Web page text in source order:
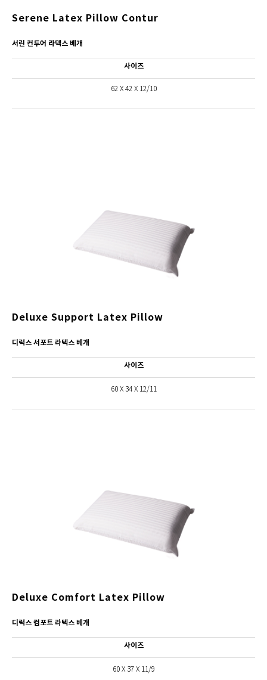
Serene Latex Pillow Contur
서린 컨투어 라텍스 베개
사이즈
62 X 42 X 12/10
Deluxe Support Latex Pillow
디럭스 서포트 라텍스 베개
사이즈
60 X 34 X 12/11
Deluxe Comfort Latex Pillow
디럭스 컴포트 라텍스 베개
사이즈
60 X 37 X 11/9